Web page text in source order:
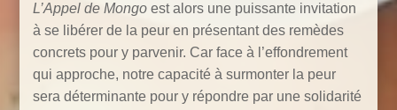
L’Appel de Mongo est alors une puissante invitation
à se libérer de la peur en présentant des remèdes
concrets pour y parvenir. Car face à l’effondrement
qui approche, notre capacité à surmonter la peur
sera déterminante pour y répondre par une solidarité